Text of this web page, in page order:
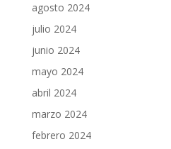
agosto 2024
julio 2024
junio 2024
mayo 2024
abril 2024
marzo 2024
febrero 2024